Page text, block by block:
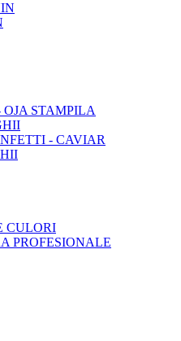
STAMPILA
- CAVIAR
CULORI
PROFESIONALE